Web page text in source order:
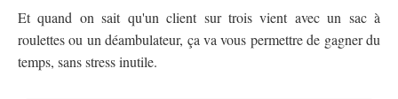
Et quand on sait qu'un client sur trois vient avec un sac à
roulettes ou un déambulateur, ça va vous permettre de gagner du
temps, sans stress inutile.